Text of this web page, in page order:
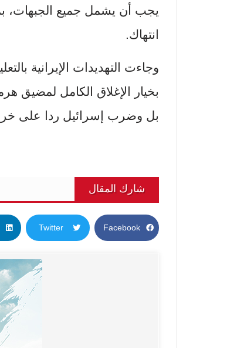
يجب أن يشمل جميع الجبهات،
انتهاك.
وجاءت التهديدات الإيرانية
بخيار الإغلاق الكامل
بل وضرب إسرائيل ردا على
شارك المقال
Facebook
Twitter